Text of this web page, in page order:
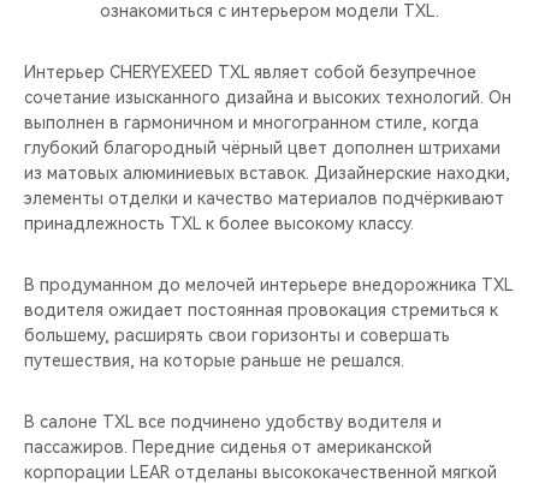
СЕДАНЫ
НОВИНКИ
CHERY REMOTE
CHERY И СПОРТ
НАШИ МЕРОПРИЯТИЯ
ВИДЕООБЗОРЫ
CHERY ДЛЯ ДЕТЕЙ
ознакомиться с интерьером модели TXL.
Интерьер CHERYEXEED TXL являет собой безупречное
сочетание изысканного дизайна и высоких технологий. Он
выполнен в гармоничном и многогранном стиле, когда
глубокий благородный чёрный цвет дополнен штрихами
из матовых алюминиевых вставок. Дизайнерские находки,
элементы отделки и качество материалов подчёркивают
принадлежность TXL к более высокому классу.
В продуманном до мелочей интерьере внедорожника TXL
водителя ожидает постоянная провокация стремиться к
большему, расширять свои горизонты и совершать
путешествия, на которые раньше не решался.
В салоне TXL все подчинено удобству водителя и
пассажиров. Передние сиденья от американской
корпорации LEAR отделаны высококачественной мягкой